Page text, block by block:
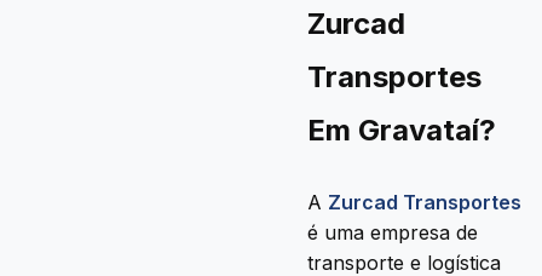
Zurcad
Transportes
Em Gravataí?
A Zurcad Transportes
é uma empresa de
transporte e logística